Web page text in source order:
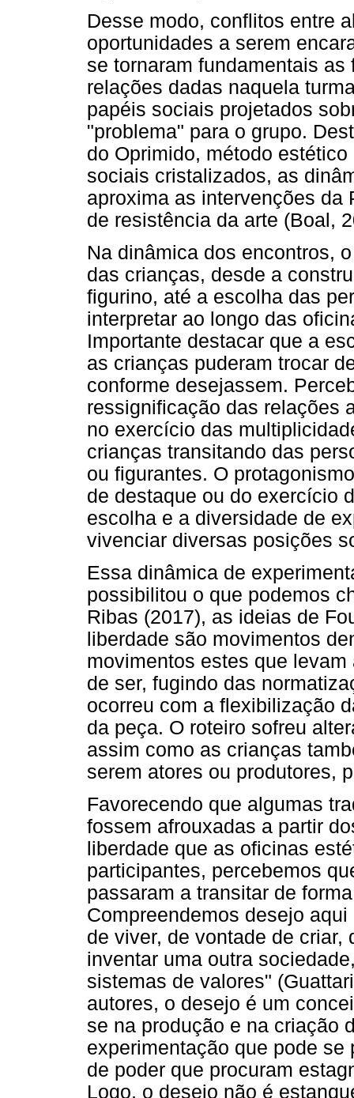
Desse modo, conflitos entre
oportunidades a serem
se tornaram fundamentais
relações dadas naquela
papéis sociais projetados
"problema" para o grupo.
do Oprimido, método
sociais cristalizados, as
aproxima as intervenções da
de resistência da arte (Boal,
Na dinâmica dos encontros,
das crianças, desde a
figurino, até a escolha das
interpretar ao longo das
Importante destacar que a
as crianças puderam trocar
conforme desejassem.
ressignificação das relações
no exercício das
crianças transitando das
ou figurantes. O
de destaque ou do exercício
escolha e a diversidade de
vivenciar diversas posições
Essa dinâmica de
possibilitou o que podemos
Ribas (2017), as ideias de
liberdade são movimentos
movimentos estes que
de ser, fugindo das
ocorreu com a flexibilização
da peça. O roteiro sofreu
assim como as crianças
serem atores ou produtores,
Favorecendo que algumas
fossem afrouxadas a partir
liberdade que as oficinas
participantes, percebemos
passaram a transitar de
Compreendemos desejo
de viver, de vontade de criar,
inventar uma outra
sistemas de valores"
autores, o desejo é um
se na produção e na criação
experimentação que pode
de poder que procuram
Logo, o desejo não é